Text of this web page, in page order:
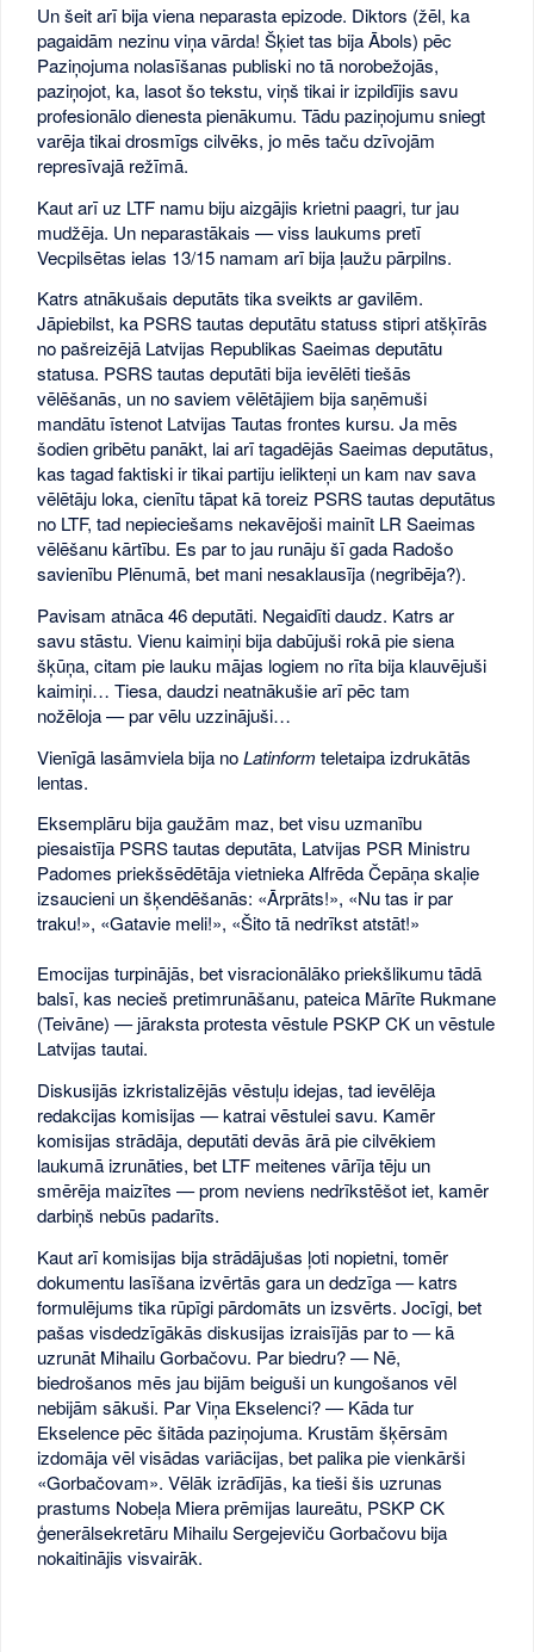
Un šeit arī bija viena neparasta epizode. Diktors (žēl, ka
pagaidām nezinu viņa vārda! Šķiet tas bija Ābols) pēc
Paziņojuma nolasīšanas publiski no tā norobežojās,
paziņojot, ka, lasot šo tekstu, viņš tikai ir izpildījis savu
profesionālo dienesta pienākumu. Tādu paziņojumu sniegt
varēja tikai drosmīgs cilvēks, jo mēs taču dzīvojām
represīvajā režīmā.
Kaut arī uz LTF namu biju aizgājis krietni paagri, tur jau
mudžēja. Un neparastākais — viss laukums pretī
Vecpilsētas ielas 13/15 namam arī bija ļaužu pārpilns.
Katrs atnākušais deputāts tika sveikts ar gavilēm.
Jāpiebilst, ka PSRS tautas deputātu statuss stipri atšķīrās
no pašreizējā Latvijas Republikas Saeimas deputātu
statusa. PSRS tautas deputāti bija ievēlēti tiešās
vēlēšanās, un no saviem vēlētājiem bija saņēmuši
mandātu īstenot Latvijas Tautas frontes kursu. Ja mēs
šodien gribētu panākt, lai arī tagadējās Saeimas deputātus,
kas tagad faktiski ir tikai partiju ielikteņi un kam nav sava
vēlētāju loka, cienītu tāpat kā toreiz PSRS tautas deputātus
no LTF, tad nepieciešams nekavējoši mainīt LR Saeimas
vēlēšanu kārtību. Es par to jau runāju šī gada Radošo
savienību Plēnumā, bet mani nesaklausīja (negribēja?).
Pavisam atnāca 46 deputāti. Negaidīti daudz. Katrs ar
savu stāstu. Vienu kaimiņi bija dabūjuši rokā pie siena
šķūņa, citam pie lauku mājas logiem no rīta bija klauvējuši
kaimiņi… Tiesa, daudzi neatnākušie arī pēc tam
nožēloja — par vēlu uzzinājuši…
Vienīgā lasāmviela bija noLatinformteletaipa izdrukātās
lentas.
Eksemplāru bija gaužām maz, bet visu uzmanību
piesaistīja PSRS tautas deputāta, Latvijas PSR Ministru
Padomes priekšsēdētāja vietnieka Alfrēda Čepāņa skaļie
izsaucieni un šķendēšanās: «Ārprāts!», «Nu tas ir par
traku!», «Gatavie meli!», «Šito tā nedrīkst atstāt!»
Emocijas turpinājās, bet visracionālāko priekšlikumu tādā
balsī, kas necieš pretimrunāšanu, pateica Mārīte Rukmane
(Teivāne) — jāraksta protesta vēstule PSKP CK un vēstule
Latvijas tautai.
Diskusijās izkristalizējās vēstuļu idejas, tad ievēlēja
redakcijas komisijas — katrai vēstulei savu. Kamēr
komisijas strādāja, deputāti devās ārā pie cilvēkiem
laukumā izrunāties, bet LTF meitenes vārīja tēju un
smērēja maizītes — prom neviens nedrīkstēšot iet, kamēr
darbiņš nebūs padarīts.
Kaut arī komisijas bija strādājušas ļoti nopietni, tomēr
dokumentu lasīšana izvērtās gara un dedzīga — katrs
formulējums tika rūpīgi pārdomāts un izsvērts. Jocīgi, bet
pašas visdedzīgākās diskusijas izraisījās par to — kā
uzrunāt Mihailu Gorbačovu. Par biedru? — Nē,
biedrošanos mēs jau bijām beiguši un kungošanos vēl
nebijām sākuši. Par Viņa Ekselenci? — Kāda tur
Ekselence pēc šitāda paziņojuma. Krustām šķērsām
izdomāja vēl visādas variācijas, bet palika pie vienkārši
«Gorbačovam». Vēlāk izrādījās, ka tieši šis uzrunas
prastums Nobeļa Miera prēmijas laureātu, PSKP CK
ģenerālsekretāru Mihailu Sergejeviču Gorbačovu bija
nokaitinājis visvairāk.